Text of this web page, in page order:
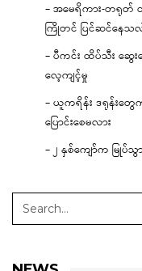
– အမေရိကား-တရုတ်
ကြိုတင် ပြင်ဆင်နေသ
– ပီကင်း ထိပ်သီး ဆွေ
လေ့ကျင့်မှု
– ယူကရိန်း ဒရုန်း
ပြောင်းစေမလား
– ၂ နှစ်ကျော်က မြုပ်